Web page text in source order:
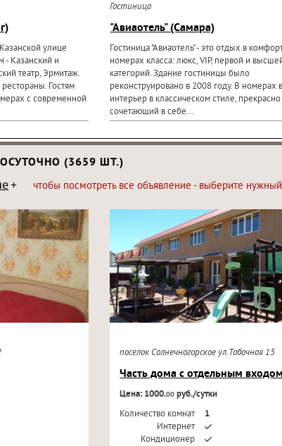
улице
- Казанский и
театр, Эрмитаж.
Гостям
с современной
Гостиница
"Авиаотель" (Самара)
Гостиница "Авиаотель" - это отдых в
номерах класса: люкс, VIP, первой и
категорий. Здание гостиницы было
реконструировано в 2008 году. В номерах
интерьер в классическом стиле, прекрасно
сочетающий в себе...
(3659 ШТ.)
чтобы посмотреть все объявление - выберите
поселок Солнечногорское ул.Табачная 15
Часть дома с отдельным
Цена: 1000.00 руб./сутки
Количество комнат
1
Интернет
Кондиционер